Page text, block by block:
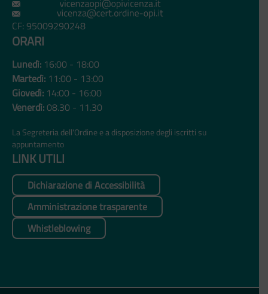
CF: 95009290248
ORARI
Lunedì: 16:00 - 18:00
Martedì: 11:00 - 13:00
Giovedì: 14:00 - 16:00
Venerdì:08.30 - 11.30
La Segreteria dell'Ordine e a disposizione degli iscritti su
appuntamento
LINK UTILI
Dichiarazione di Accessibilità
Amministrazione trasparente
Whistleblowing